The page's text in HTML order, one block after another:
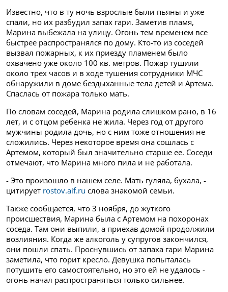
Известно, что в ту ночь взрослые были пьяны и уже
спали, но их разбудил запах гари. Заметив пламя,
Марина выбежала на улицу. Огонь тем временем все
быстрее распространялся по дому. Кто-то из соседей
вызвал пожарных, к их приезду пламенем было
охвачено уже около 100 кв. метров. Пожар тушили
около трех часов и в ходе тушения сотрудники МЧС
обнаружили в доме бездыханные тела детей и Артема.
Спаслась от пожара только мать.
По словам соседей, Марина родила слишком рано, в 16
лет, и с отцом ребенка не жила. Через год от другого
мужчины родила дочь, но с ним тоже отношения не
сложились. Через некоторое время она сошлась с
Артемом, который был значительно старше ее. Соседи
отмечают, что Марина много пила и не работала.
- Это произошло в нашем селе. Мать гуляла, бухала, -
цитирует rostov.aif.ru слова знакомой семьи.
Также сообщается, что 3 ноября, до жуткого
происшествия, Марина была с Артемом на похоронах
соседа. Там они выпили, а приехав домой продолжили
возлияния. Когда же алкоголь у супругов закончился,
они пошли спать. Проснувшись от запаха гари Марина
заметила, что горит кресло. Девушка попыталась
потушить его самостоятельно, но это ей не удалось -
огонь начал распространяться только сильнее.